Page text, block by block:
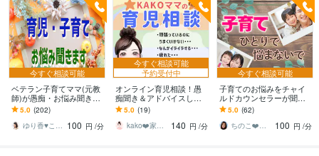
今すぐ相談可能
ベテラン子育てママ(元教
師)が愚痴・お悩み聞きま
す 育児/不安/習い事/学習/
受験/思春期/自立/ママ友✨
何でも
5.0 (202)
ゆり香♥️こころの放課後カフェ ♫ 100 円 /分
今すぐ相談可能
予約受付中
オンライン育児相談！愚
痴聞き＆アドバイスしま
す 子育ての悩み何でもOK
☆学業/虐待/発達/携帯/習
い事/受験
5.0 (19)
kako❤️家庭作業療法士☆ママに笑顔を
140 円 /分
今すぐ相談可能
子育てのお悩みをチャイ
ルドカウンセラーが聞き
ます 育児/反抗期/思春期/
ママ友/不登校/親子関係/過
干渉
5.0 (62)
ちのこ❤️ポジティブカウンセラー
100 円 /分